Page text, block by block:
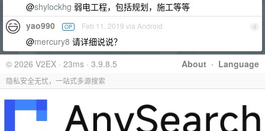
@shylockhg 弱电工程，包括规划，施工等等
4
yao990 OP Feb 11, 2019 via Android
@mercury8 请详细说说？
About · Language
© 2026 V2EX · 23ms · 3.9.8.5
隐私安全无忧，一站式多源搜索